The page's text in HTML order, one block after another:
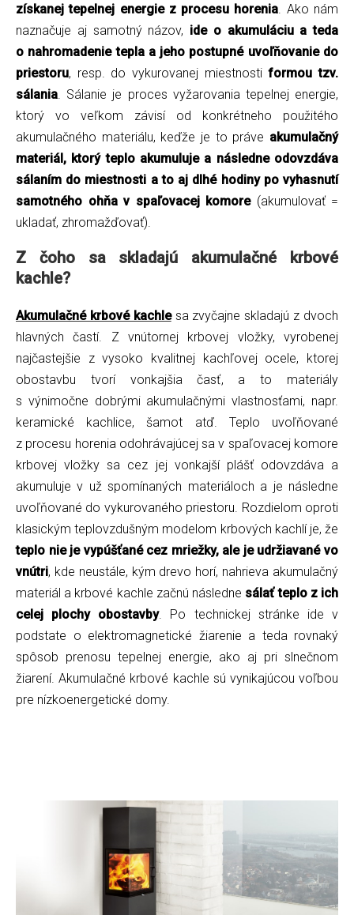
získanej tepelnej energie z procesu horenia . Ako nám
naznačuje aj samotný názov, ide o akumuláciu a teda
o nahromadenie tepla a jeho postupné uvoľňovanie do
priestoru, resp. do vykurovanej miestnostiformou tzv.
sálania . Sálanie je proces vyžarovania tepelnej energie,
ktorý vo veľkom závisí od konkrétneho použitého
akumulačného materiálu, keďže je to práve akumulačný
materiál, ktorý teplo akumuluje a následne odovzdáva
sálaním do miestnosti a to aj dlhé hodiny po vyhasnutí
samotného ohňa v spaľovacej komore(akumulovať =
ukladať, zhromažďovať).
Z čoho sa skladajú akumulačné krbové
kachle?
Akumulačné krbové kachlesa zvyčajne skladajú z dvoch
hlavných častí. Z vnútornej krbovej vložky, vyrobenej
najčastejšie z vysoko kvalitnej kachľovej ocele, ktorej
obostavbu tvorí vonkajšia časť, a to materiály
s výnimočne dobrými akumulačnými vlastnosťami, napr.
keramické kachlice, šamot atď. Teplo uvoľňované
z procesu horenia odohrávajúcej sa v spaľovacej komore
krbovej vložky sa cez jej vonkajší plášť odovzdáva a
akumuluje v už spomínaných materiáloch a je následne
uvoľňované do vykurovaného priestoru. Rozdielom oproti
klasickým teplovzdušným modelom krbových kachlí je, že
teplo nie je vypúšťané cez mriežky, ale je udržiavané vo
vnútri, kde neustále, kým drevo horí, nahrieva akumulačný
materiál a krbové kachle začnú následne sálať teplo z ich
celej plochy obostavby. Po technickej stránke ide v
podstate o elektromagnetické žiarenie a teda rovnaký
spôsob prenosu tepelnej energie, ako aj pri slnečnom
žiarení. Akumulačné krbové kachle sú vynikajúcou voľbou
pre nízkoenergetické domy.